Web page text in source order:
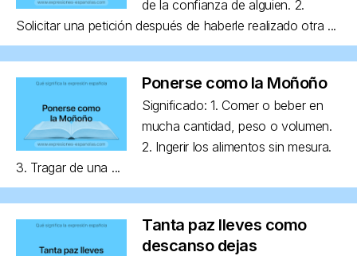
de la confianza de alguien. 2.
Solicitar una petición después de haberle realizado otra ...
Ponerse como la Moñoño
Significado: 1. Comer o beber en
mucha cantidad, peso o volumen.
2. Ingerir los alimentos sin mesura.
3. Tragar de una ...
Tanta paz lleves como
descanso dejas